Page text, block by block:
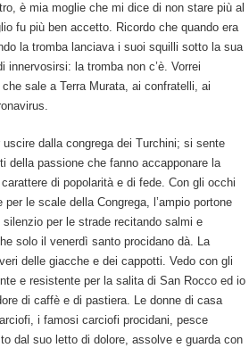
è mia moglie che mi dice di non stare più al
fu più ben accetto. Ricordo che quando era
la tromba lanciava i suoi squilli sotto la sua
la tromba non c’è. Vorrei
sale a Terra Murata, ai confratelli, ai
dalla congrega dei Turchini; si sente
della passione che fanno accapponare la
di popolarità e di fede. Con gli occhi
le scale della Congrega, l’ampio portone
per le strade recitando salmi e
solo il venerdì santo procidano dà. La
delle giacche e dei cappotti. Vedo con gli
e resistente per la salita di San Rocco ed io
di caffè e di pastiera. Le donne di casa
i famosi carciofi procidani, pesce
dal suo letto di dolore, assolve e guarda con